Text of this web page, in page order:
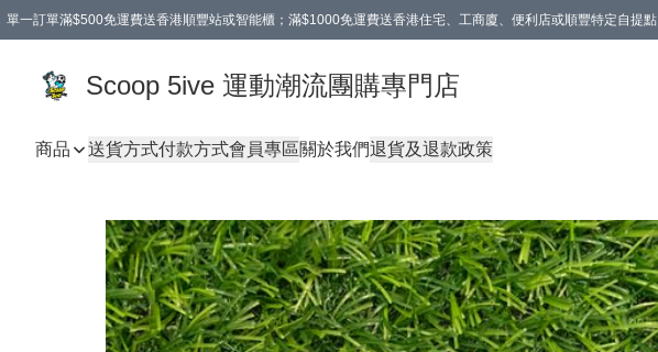
單一訂單滿$500免運費送香港順豐站或智能櫃；滿$1000免運費送香港住宅、工商廈、便利店或順豐特定自提點
Scoop 5ive 運動潮流團購專門店
商品 送貨方式付款方式會員專區關於我們退貨及退款政策